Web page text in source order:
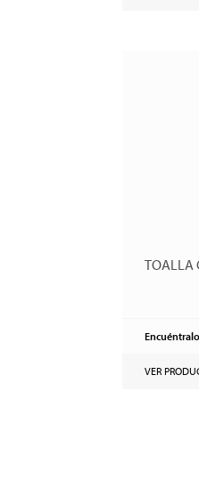
TOALLA
VER